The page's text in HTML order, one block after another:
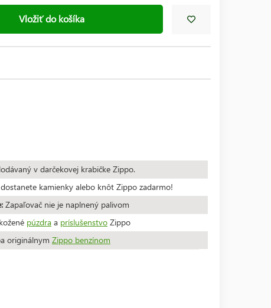
Vložiť do košíka
v darčekovej krabičke Zippo.
kamienky alebo knôt Zippo zadarmo!
Zapaľovač nie je naplnený palivom
púzdra a príslušenstvo Zippo
originálnym Zippo benzínom